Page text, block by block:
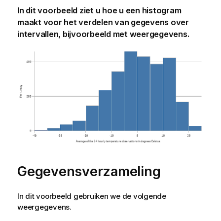
In dit voorbeeld ziet u hoe u een histogram
maakt voor het verdelen van gegevens over
intervallen, bijvoorbeeld met weergegevens.
Gegevensverzameling
In dit voorbeeld gebruiken we de volgende
weergegevens.